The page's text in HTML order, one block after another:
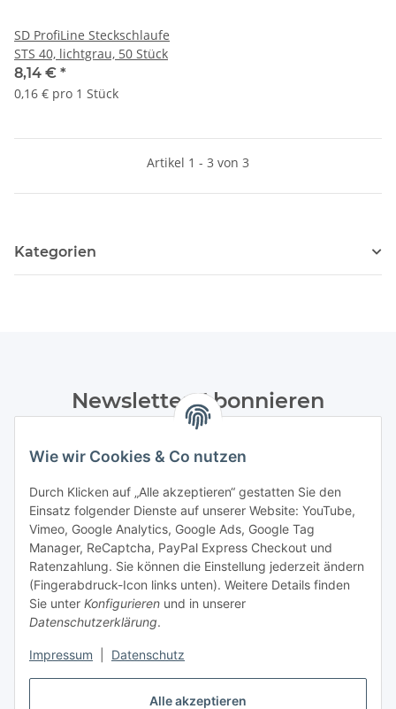
Alle akzeptieren
Wie wir Cookies & Co nutzen
Durch Klicken auf „Alle akzeptieren“ gestatten Sie den
Einsatz folgender Dienste auf unserer Website: YouTube,
Vimeo, Google Analytics, Google Ads, Google Tag
Manager, ReCaptcha, PayPal Express Checkout und
Ratenzahlung. Sie können die Einstellung jederzeit ändern
(Fingerabdruck-Icon links unten). Weitere Details finden
Sie unter Konfigurieren und in unserer
Datenschutzerklärung.
Impressum Datenschutz
SD ProfiLine Steckschlaufe
STS 40, lichtgrau, 50 Stück
8,14 € *
0,16 € pro 1 Stück
Artikel 1 - 3 von 3
Kategorien
Newsletter Abonnieren
Datenschutzerklärungregelmäßig und jederzeit widerruflich
Abonnieren
Informationen
Gesetzliche Informationen
Vertrag widerrufen